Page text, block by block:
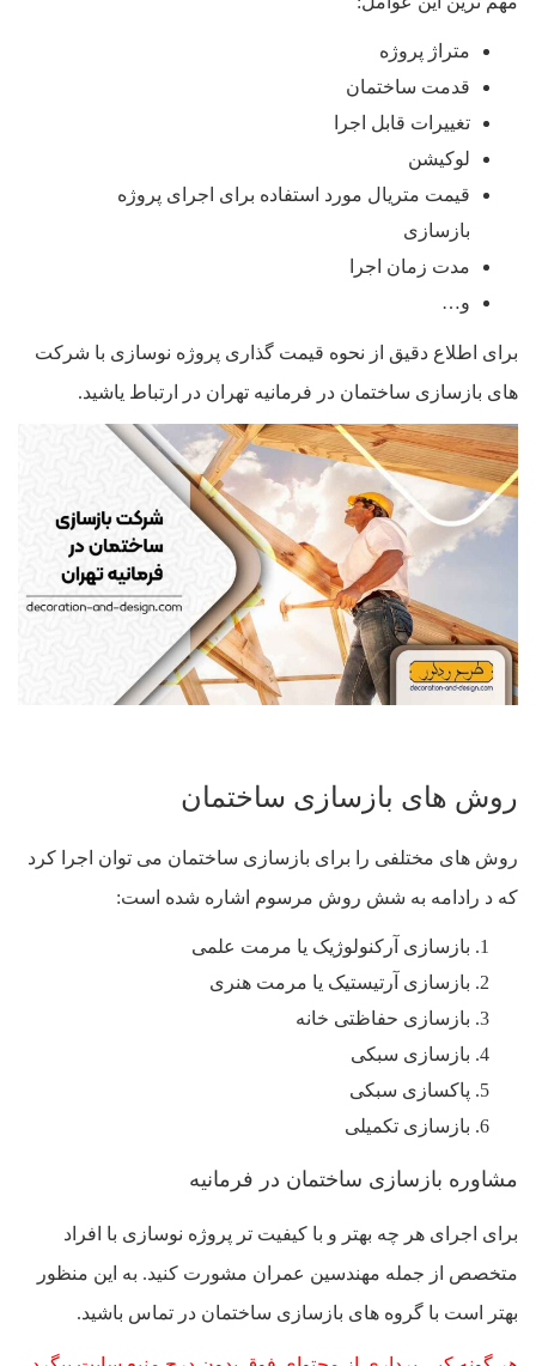
متراژ پروژه
قدمت ساختمان
تغییرات قابل اجرا
لوکیشن
قیمت متریال مورد استفاده برای اجرای پروژه
بازسازی
مدت زمان اجرا
و…
برای اطلاع دقیق از نحوه قیمت گذاری پروژه نوسازی با شرکت
های بازسازی ساختمان در فرمانیه تهران در ارتباط یاشید.
روش های بازسازی ساختمان
روش های مختلفی را برای بازسازی ساختمان می توان اجرا کرد
که د رادامه به شش روش مرسوم اشاره شده است:
بازسازی آرکنولوژیک یا مرمت علمی
بازسازی آرتیستیک یا مرمت هنری
بازسازی حفاظتی خانه
بازسازی سبکی
پاکسازی سبکی
بازسازی تکمیلی
مشاوره بازسازی ساختمان در فرمانیه
برای اجرای هر چه بهتر و با کیفیت تر پروژه نوسازی با افراد
متخصص از جمله مهندسین عمران مشورت کنید. به این منظور
بهتر است با گروه های بازسازی ساختمان در تماس باشید.